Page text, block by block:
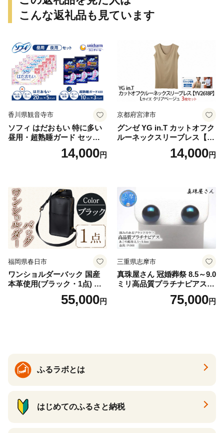
こんな返礼品も見ています
香川県観音寺市
ソフィ はだおもい 特に多い
昼用・超熟睡ガード セット
羽付き ナプキン 生理用品 サ
ニタリー ユニ・チャーム
14,000円
京都府宮津市
グンゼ YG in.T カットオフク
ルーネックスリーブレス【Y
V2618P】Lサイズ クリアベ
ージュ3枚セット [№5716-04
14,000円
福岡県春日市
ワンショルダーバック 国産
本革使用(ブラック・1点) 鞄
バック バッグ カバン レザー
国産 日本製 牛革 黒 革 革製
55,000円
三重県志摩市
真珠屋さん 冠婚葬祭 8.5～9.0
ミリ高品質プラチナピアス P
t900 志摩産アコヤ真珠 ブラ
ックパール 黒真珠75,000円
ふるラボとは
はじめてのふるさと納税